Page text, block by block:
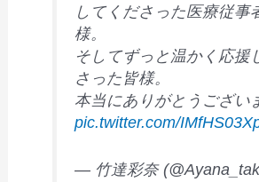
してくださった医療従事
様。
そしてずっと温かく応援
さった皆様。
本当にありがとうござい
pic.twitter.com/
— 竹達彩奈